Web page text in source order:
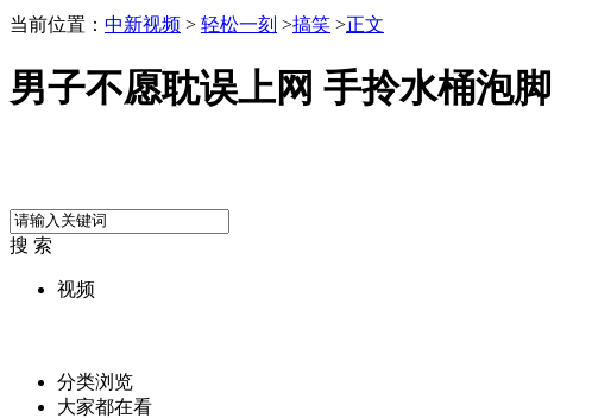
当前位置： 中新视频 > 轻松一刻 >搞笑 >正文
男子不愿耽误上网 手拎水桶泡脚
搜 索
视频
分类浏览
大家都在看